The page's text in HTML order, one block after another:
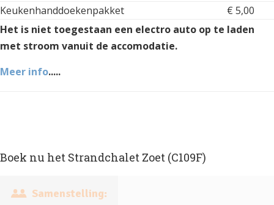
Keukenhanddoekenpakket
€ 5,00
Het is niet toegestaan een electro auto op te laden
met stroom vanuit de accomodatie.
Meer info.....
Boek nu het Strandchalet Zoet (C109F)
Samenstelling: